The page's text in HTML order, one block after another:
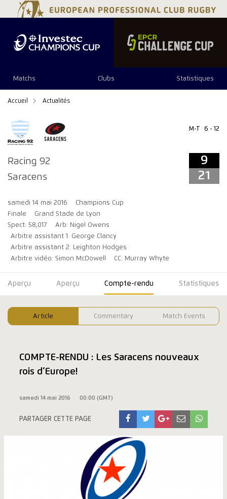
Matchs Clubs Statistiques
Accueil Actualités
Racing 92
Saracens
M-T 6 - 12
9
21
samedi 14 mai 2016
Champions Cup
Finale
Grand Stade de Lyon
Spect: 58,017
Arb: Nigel Owens
Arbitre assistant 1: George Clancy
Arbitre assistant 2: Leighton Hodges
Arbitre vidéo: Simon McDowell
CC: Murray Whyte
9 21
Aperçu Aperçu Compte-rendu Statistiques
Article Commentary Match Events
COMPTE-RENDU : Les Saracens nouveaux
rois d’Europe!
samedi 14 mai 2016 00:00 (GMT)
PARTAGER CETTE PAGE